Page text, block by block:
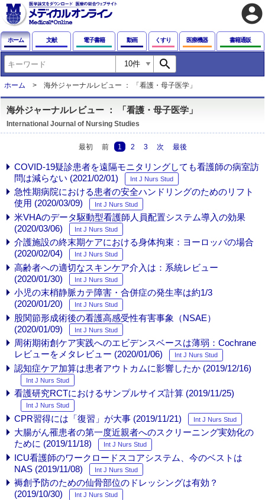
account_circle
ホーム 文献 電子書籍 動画 くすり 医療機器 書籍通販
search
ホーム 海外ジャーナルレビュー ： 「看護・母子医学」
海外ジャーナルレビュー ： 「看護・母子医学」
International Journal of Nursing Studies
最初 前 1 2 3 次 最後
COVID-19疑診患者を遠隔モニタリングしても看護師の病室訪
問は減らない (2021/02/01)
Int J Nurs Stud
急性期病院における患者の安全ハンドリングのためのリフト
使用 (2020/03/09)
Int J Nurs Stud
米VHAのデータ駆動型看護師人員配置システム導入の効果
(2020/03/06)
Int J Nurs Stud
介護施設の終末期ケアにおける身体拘束：ヨーロッパの場合
(2020/02/04)
Int J Nurs Stud
高齢者への適切なスキンケア介入は：系統レビュー
(2020/01/30)
Int J Nurs Stud
小児の末梢静脈カテ障害・合併症の発生率は約1/3
(2020/01/20)
Int J Nurs Stud
股関節形成術後の看護高感受性有害事象（NSAE）
(2020/01/09)
Int J Nurs Stud
周術期術創ケア実践へのエビデンスベースは薄弱：Cochrane
レビューをメタレビュー (2020/01/06)
Int J Nurs Stud
認知症ケア加算は患者アウトカムに影響したか (2019/12/16)
Int J Nurs Stud
看護研究RCTにおけるサンプルサイズ計算 (2019/11/25)
Int J Nurs Stud
CPR習得には「復習」が大事 (2019/11/21) Int J Nurs Stud
大腸がん罹患者の第一度近親者へのスクリーニング実効化の
ために (2019/11/18)
Int J Nurs Stud
ICU看護師のワークロードスコアシステム、今のベストは
NAS (2019/11/08)
Int J Nurs Stud
褥創予防のための仙骨部位のドレッシングは有効？
(2019/10/30)
Int J Nurs Stud